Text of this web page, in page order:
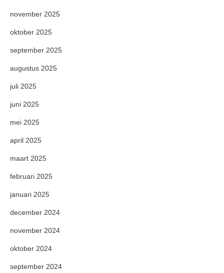
november 2025
oktober 2025
september 2025
augustus 2025
juli 2025
juni 2025
mei 2025
april 2025
maart 2025
februari 2025
januari 2025
december 2024
november 2024
oktober 2024
september 2024